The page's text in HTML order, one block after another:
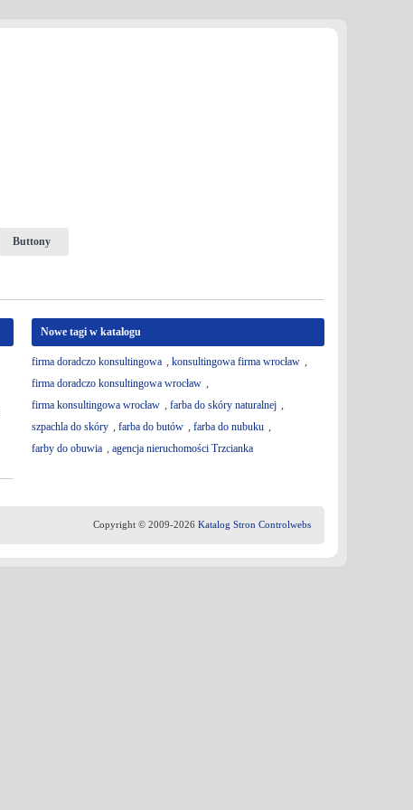
Buttony
Nowe tagi w katalogu
firma doradczo konsultingowa , konsultingowa firma wrocław ,
firma doradczo konsultingowa wrocław ,
firma konsultingowa wrocław , farba do skóry naturalnej ,
szpachla do skóry , farba do butów , farba do nubuku ,
farby do obuwia , agencja nieruchomości Trzcianka
Copyright © 2009-2026 Katalog Stron Controlwebs